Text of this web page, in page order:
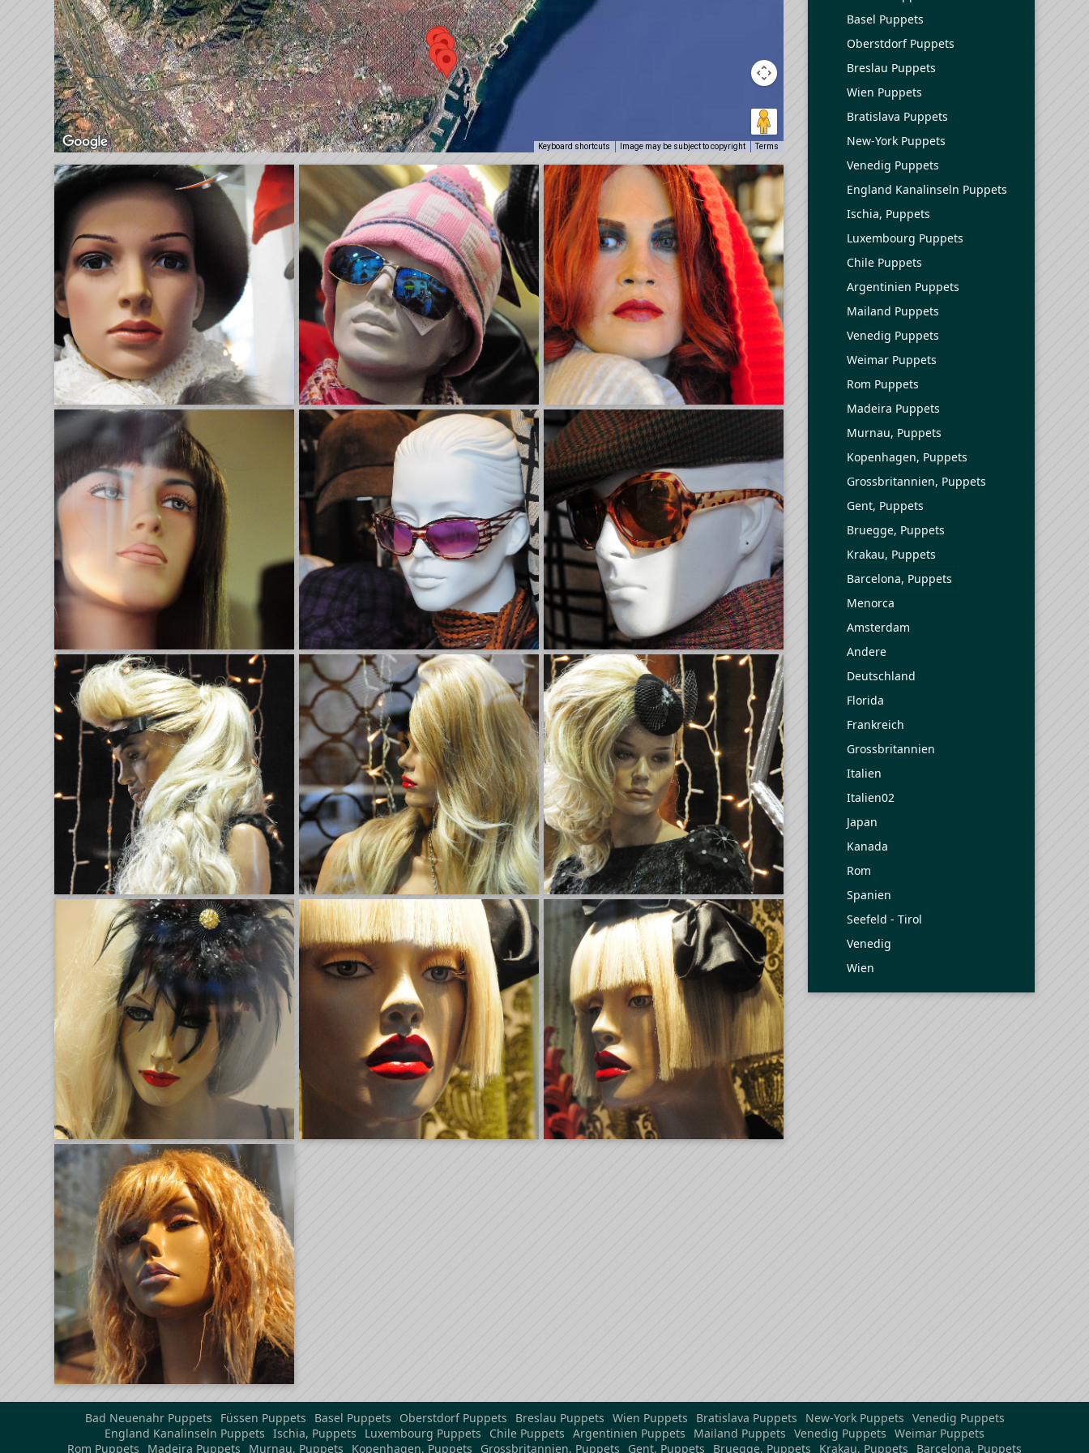
Keyboard shortcuts Image may be subject to copyright Terms
Basel Puppets
Oberstdorf Puppets
Breslau Puppets
Wien Puppets
Bratislava Puppets
New-York Puppets
Venedig Puppets
England Kanalinseln Puppets
Ischia, Puppets
Luxembourg Puppets
Chile Puppets
Argentinien Puppets
Mailand Puppets
Venedig Puppets
Weimar Puppets
Rom Puppets
Madeira Puppets
Murnau, Puppets
Kopenhagen, Puppets
Grossbritannien, Puppets
Gent, Puppets
Bruegge, Puppets
Krakau, Puppets
Barcelona, Puppets
Menorca
Amsterdam
Andere
Deutschland
Florida
Frankreich
Grossbritannien
Italien
Italien02
Japan
Kanada
Rom
Spanien
Seefeld - Tirol
Venedig
Wien
Bad Neuenahr Puppets Füssen Puppets Basel Puppets Oberstdorf Puppets Breslau Puppets Wien Puppets Bratislava Puppets New-York Puppets Venedig Puppets
England Kanalinseln Puppets Ischia, Puppets Luxembourg Puppets Chile Puppets Argentinien Puppets Mailand Puppets Venedig Puppets Weimar Puppets
Rom Puppets
Madeira Puppets Murnau, Puppets Kopenhagen, Puppets Grossbritannien, Puppets Gent, Puppets Bruegge, Puppets Krakau, Puppets Barcelona, Puppets